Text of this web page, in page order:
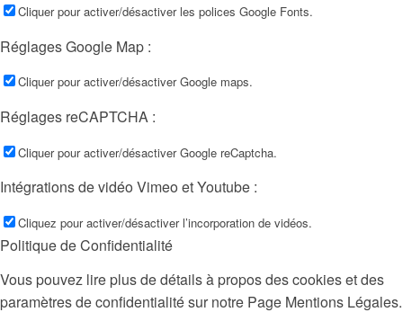
Cliquer pour activer/désactiver les polices Google Fonts.
Réglages Google Map :
Cliquer pour activer/désactiver Google maps.
Réglages reCAPTCHA :
Cliquer pour activer/désactiver Google reCaptcha.
Intégrations de vidéo Vimeo et Youtube :
Cliquez pour activer/désactiver l’incorporation de vidéos.
Politique de Confidentialité
Vous pouvez lire plus de détails à propos des cookies et des
paramètres de confidentialité sur notre Page Mentions Légales.